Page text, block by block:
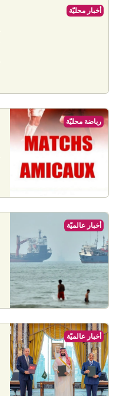
أخبار محليّة
رياضة محليّة
أخبار عالميّة
أخبار عالميّة